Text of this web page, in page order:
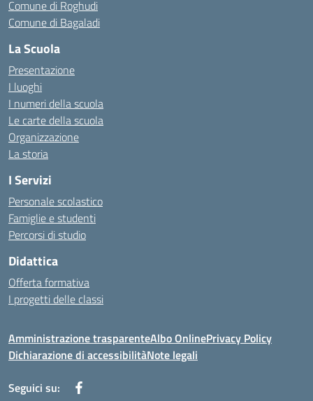
Comune di Roghudi
Comune di Bagaladi
La Scuola
Presentazione
I luoghi
I numeri della scuola
Le carte della scuola
Organizzazione
La storia
I Servizi
Personale scolastico
Famiglie e studenti
Percorsi di studio
Didattica
Offerta formativa
I progetti delle classi
Amministrazione trasparenteAlbo OnlinePrivacy Policy
Dichiarazione di accessibilitàNote legali
Seguici su: